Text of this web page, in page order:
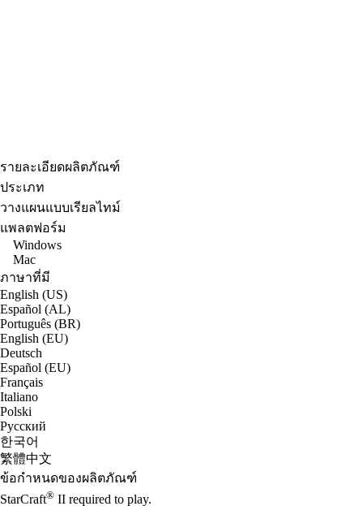
รายละเอียดผลิตภัณฑ์
ประเภท
วางแผนแบบเรียลไทม์
แพลตฟอร์ม
Windows
Mac
ภาษาที่มี
English (US)
Español (AL)
Português (BR)
English (EU)
Deutsch
Español (EU)
Français
Italiano
Polski
Русский
한국어
繁體中文
ข้อกำหนดของผลิตภัณฑ์
StarCraft® II required to play.